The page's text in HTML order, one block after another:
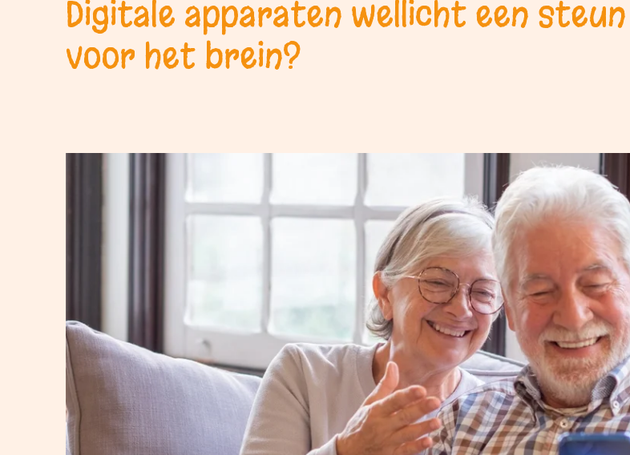
Digitale apparaten wellicht een steun
voor het brein?